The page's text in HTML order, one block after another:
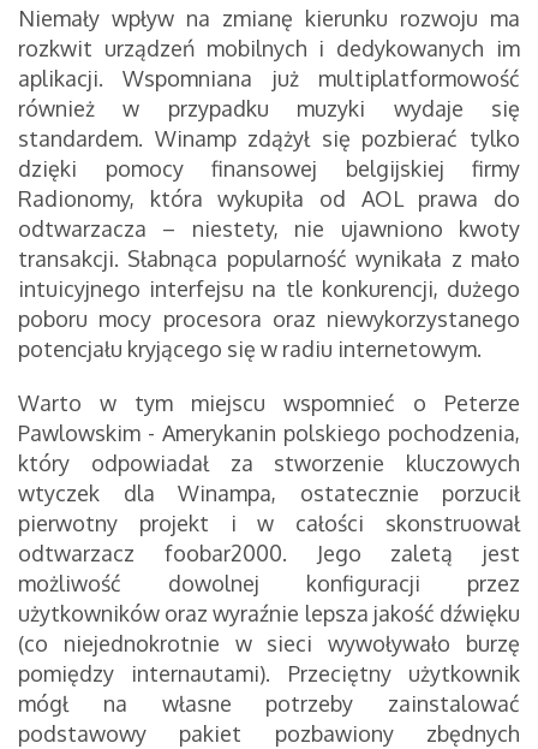
Niemały wpływ na zmianę kierunku rozwoju ma
rozkwit urządzeń mobilnych i dedykowanych im
aplikacji. Wspomniana już multiplatformowość
również w przypadku muzyki wydaje się
standardem. Winamp zdążył się pozbierać tylko
dzięki pomocy finansowej belgijskiej firmy
Radionomy, która wykupiła od AOL prawa do
odtwarzacza – niestety, nie ujawniono kwoty
transakcji. Słabnąca popularność wynikała z mało
intuicyjnego interfejsu na tle konkurencji, dużego
poboru mocy procesora oraz niewykorzystanego
potencjału kryjącego się w radiu internetowym.
Warto w tym miejscu wspomnieć o Peterze
Pawlowskim - Amerykanin polskiego pochodzenia,
który odpowiadał za stworzenie kluczowych
wtyczek dla Winampa, ostatecznie porzucił
pierwotny projekt i w całości skonstruował
odtwarzacz foobar2000. Jego zaletą jest
możliwość dowolnej konfiguracji przez
użytkowników oraz wyraźnie lepsza jakość dźwięku
(co niejednokrotnie w sieci wywoływało burzę
pomiędzy internautami). Przeciętny użytkownik
mógł na własne potrzeby zainstalować
podstawowy pakiet pozbawiony zbędnych